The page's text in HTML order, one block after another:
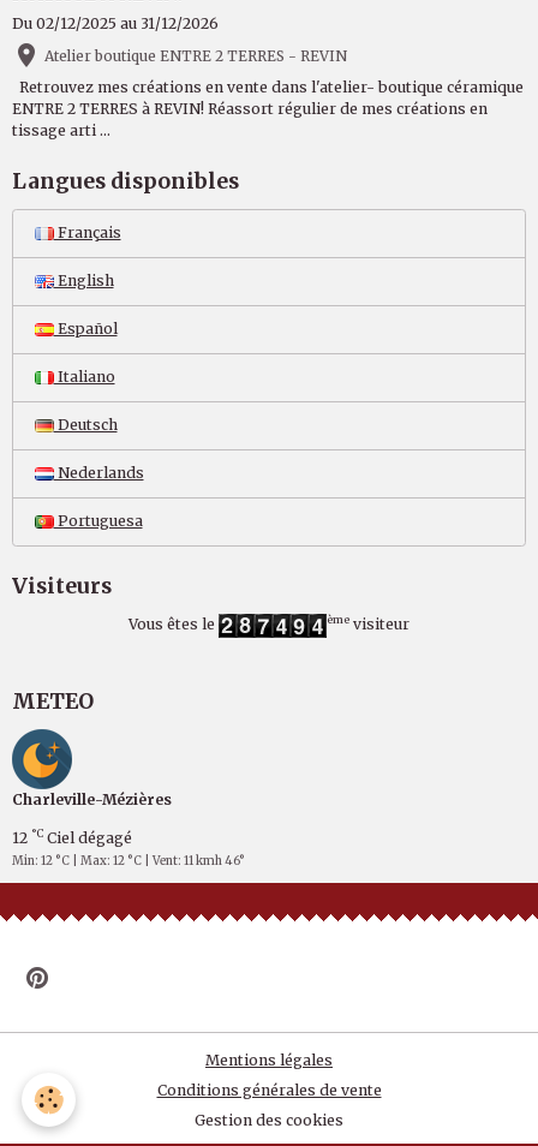
Du 02/12/2025 au 31/12/2026
Atelier boutique ENTRE 2 TERRES - REVIN
Retrouvez mes créations en vente dans l'atelier- boutique céramique
ENTRE 2 TERRES à REVIN! Réassort régulier de mes créations en
tissage arti ...
Langues disponibles
Français
English
Español
Italiano
Deutsch
Nederlands
Portuguesa
Visiteurs
Vous êtes le ème visiteur
METEO
Charleville-Mézières
12 °C Ciel dégagé
Min: 12 °C | Max: 12 °C | Vent: 11 kmh 46°
Mentions légales
Conditions générales de vente
Gestion des cookies